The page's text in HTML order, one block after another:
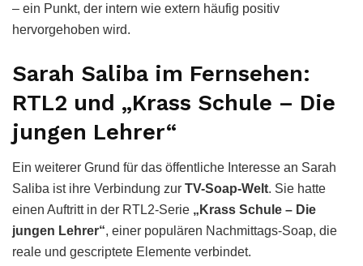
– ein Punkt, der intern wie extern häufig positiv
hervorgehoben wird.
Sarah Saliba im Fernsehen:
RTL2 und „Krass Schule – Die
jungen Lehrer“
Ein weiterer Grund für das öffentliche Interesse an Sarah
Saliba ist ihre Verbindung zur TV-Soap-Welt. Sie hatte
einen Auftritt in der RTL2-Serie „Krass Schule – Die
jungen Lehrer“, einer populären Nachmittags-Soap, die
reale und gescriptete Elemente verbindet.